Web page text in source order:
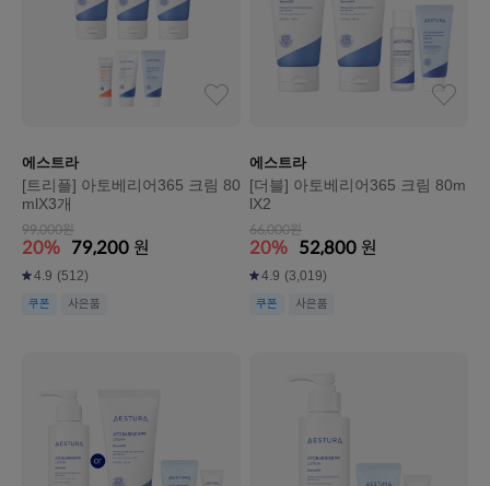
에스트라
[트리플] 아토베리어365 크림 80
mlX3개
99,000원
20% 79,200 원
4.9 (512)
쿠폰 사은품
에스트라
[더블] 아토베리어365 크림 80m
lX2
66,000원
20% 52,800 원
4.9 (3,019)
쿠폰 사은품